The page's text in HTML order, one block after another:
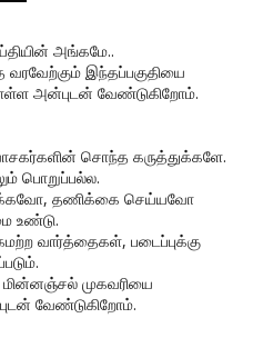
அங்கமே..
வரவேற்கும் இந்தப்பகுதியை
அன்புடன் வேண்டுகிறோம்.
சொந்த கருத்துக்களே.
பொறுப்பல்ல.
தணிக்கை செய்யவோ
உண்டு.
வார்த்தைகள், படைப்புக்கு
மின்னஞ்சல் முகவரியை
வேண்டுகிறோம்.